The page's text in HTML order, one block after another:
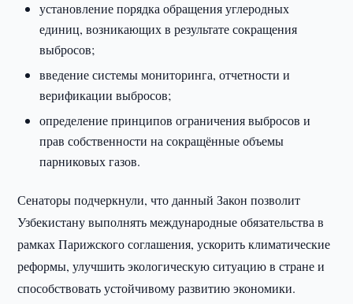
установление порядка обращения углеродных
единиц, возникающих в результате сокращения
выбросов;
введение системы мониторинга, отчетности и
верификации выбросов;
определение принципов ограничения выбросов и
прав собственности на сокращённые объемы
парниковых газов.
Сенаторы подчеркнули, что данный Закон позволит
Узбекистану выполнять международные обязательства в
рамках Парижского соглашения, ускорить климатические
реформы, улучшить экологическую ситуацию в стране и
способствовать устойчивому развитию экономики.